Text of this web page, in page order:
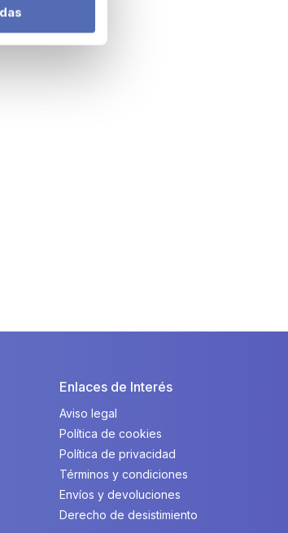
Enlaces de Interés
Aviso legal
Política de cookies
Política de privacidad
Términos y condiciones
Envíos y devoluciones
Derecho de desistimiento